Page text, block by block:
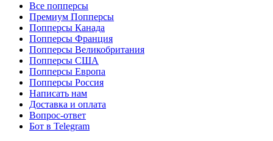
Все попперсы
Премиум Попперсы
Попперсы Канада
Попперсы Франция
Попперсы Великобритания
Попперсы США
Попперсы Европа
Попперсы Россия
Написать нам
Доставка и оплата
Вопрос-ответ
Бот в Telegram